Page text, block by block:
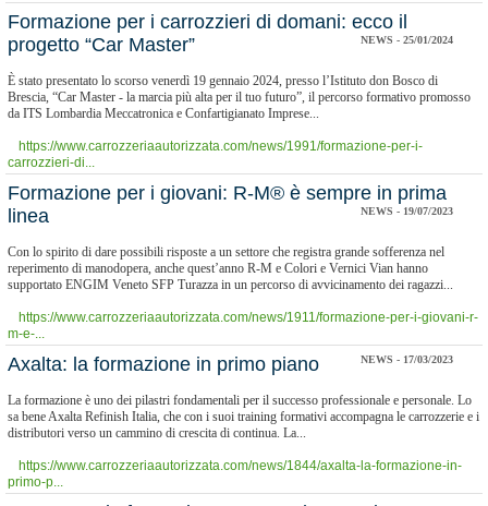
Formazione per i carrozzieri di domani: ecco il
progetto “Car Master”
NEWS - 25/01/2024
È stato presentato lo scorso venerdì 19 gennaio 2024, presso l’Istituto don Bosco di
Brescia, “Car Master - la marcia più alta per il tuo futuro”, il percorso formativo promosso
da ITS Lombardia Meccatronica e Confartigianato Imprese...
https://www.carrozzeriaautorizzata.com/news/1991/formazione-per-i-
carrozzieri-di...
​Formazione per i giovani: R-M® è sempre in prima
linea
NEWS - 19/07/2023
Con lo spirito di dare possibili risposte a un settore che registra grande sofferenza nel
reperimento di manodopera, anche quest’anno R-M e Colori e Vernici Vian hanno
supportato ENGIM Veneto SFP Turazza in un percorso di avvicinamento dei ragazzi...
https://www.carrozzeriaautorizzata.com/news/1911/formazione-per-i-giovani-r-
m-e-...
​Axalta: la formazione in primo piano NEWS - 17/03/2023
La formazione è uno dei pilastri fondamentali per il successo professionale e personale. Lo
sa bene Axalta Refinish Italia, che con i suoi training formativi accompagna le carrozzerie e i
distributori verso un cammino di crescita di continua. La...
https://www.carrozzeriaautorizzata.com/news/1844/axalta-la-formazione-in-
primo-p...